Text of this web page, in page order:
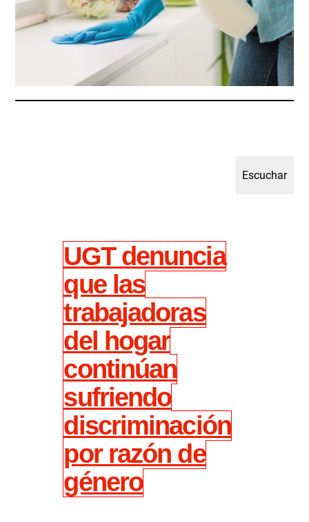
UGT denuncia
que las
trabajadoras
del hogar
continúan
sufriendo
discriminación
por razón de
género